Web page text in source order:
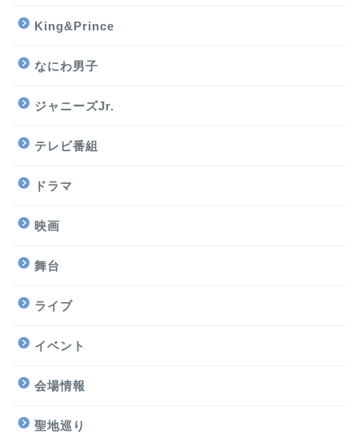
King&Prince
なにわ男子
ジャニーズJr.
テレビ番組
ドラマ
映画
舞台
ライブ
イベント
会場情報
聖地巡り